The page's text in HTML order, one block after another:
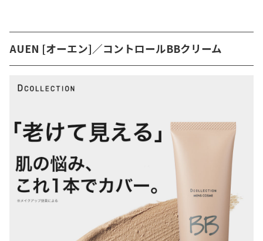
AUEN [オーエン]／コントロールBBクリーム